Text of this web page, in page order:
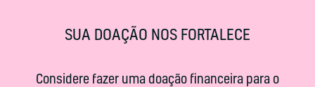
SUA DOAÇÃO NOS FORTALECE
Considere fazer uma doação financeira para o